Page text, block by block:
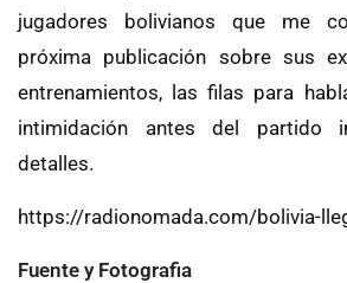
jugadores bolivianos que me
próxima publicación sobre sus
entrenamientos, las filas para
intimidación antes del partido
detalles.
https://radionomada.com/bolivia-
Fuente y Fotografia